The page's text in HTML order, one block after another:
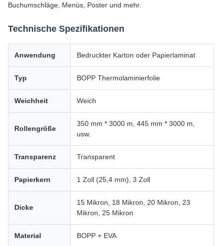
Buchumschläge, Menüs, Poster und mehr.
Technische Spezifikationen
Anwendung Bedruckter Karton oder Papierlaminat
Typ BOPP Thermolaminierfolie
Weichheit Weich
Rollengröße
350 mm * 3000 m, 445 mm * 3000 m,
usw.
Transparenz Transparent
Papierkern 1 Zoll (25,4 mm), 3 Zoll
Dicke
15 Mikron, 18 Mikron, 20 Mikron, 23
Mikron, 25 Mikron
Material BOPP + EVA